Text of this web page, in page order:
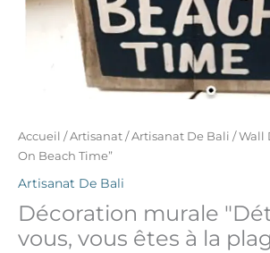
Accueil /Artisanat /Artisanat De Bali / Wall
On Beach Time”
Artisanat De Bali
Décoration murale
vous, vous êtes à la